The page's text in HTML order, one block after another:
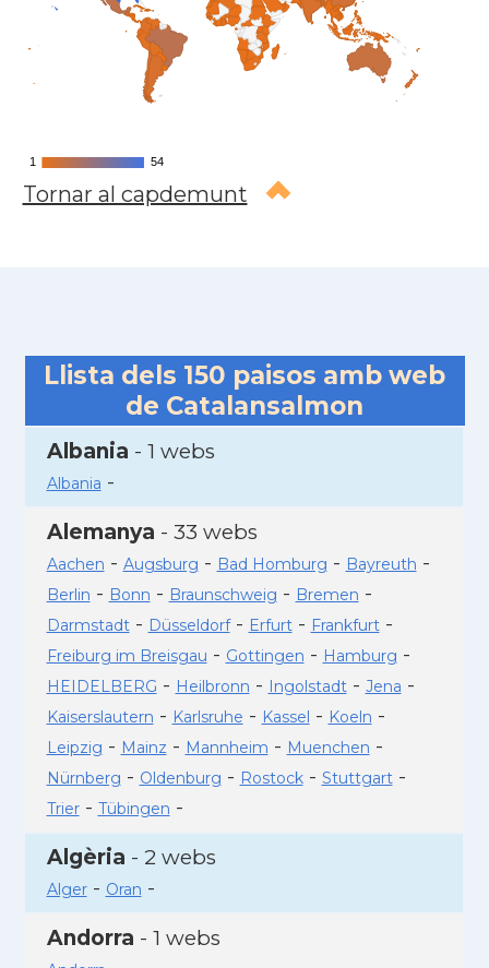
11 54
54
Tornar al capdemunt
Llista dels 150 paisos amb web
de Catalansalmon
Albania - 1 webs
Albania -
Alemanya - 33 webs
Aachen - Augsburg - Bad Homburg - Bayreuth -
Berlin - Bonn - Braunschweig - Bremen -
Darmstadt- Düsseldorf- Erfurt- Frankfurt-
Freiburg im Breisgau - Gottingen - Hamburg -
HEIDELBERG - Heilbronn - Ingolstadt- Jena -
Kaiserslautern - Karlsruhe - Kassel - Koeln -
Leipzig - Mainz - Mannheim - Muenchen -
Nürnberg - Oldenburg - Rostock- Stuttgart-
Trier- Tübingen -
Algèria - 2 webs
Alger- Oran -
Andorra - 1 webs